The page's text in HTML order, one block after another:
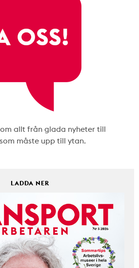
allt från glada nyheter till
måste upp till ytan.
LADDA NER